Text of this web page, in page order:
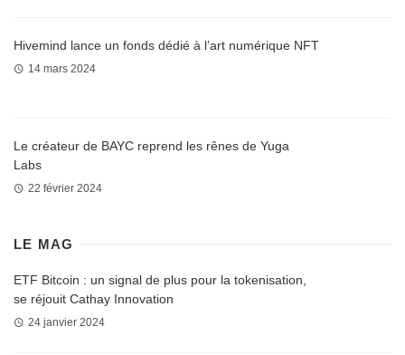
Hivemind lance un fonds dédié à l’art numérique NFT
14 mars 2024
Le créateur de BAYC reprend les rênes de Yuga
Labs
22 février 2024
LE MAG
ETF Bitcoin : un signal de plus pour la tokenisation,
se réjouit Cathay Innovation
24 janvier 2024